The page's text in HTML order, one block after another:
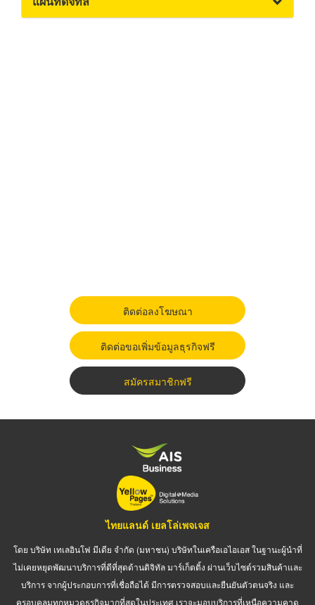
ติดต่อลงโฆษณา
ติดต่อขอเพิ่มข้อมูลธุรกิจฟรี
สมัครสมาชิกฟรี
ไทยแลนด์ เยลโล่เพจเจส
โดย บริษัท เทเลอินโฟ มีเดีย จำกัด (มหาชน) บริษัทในเครือเอไอเอส ในฐานะผู้นำที่
ไม่เคยหยุดพัฒนาบริการที่ดีที่สุดด้านดิจิทัล มาร์เก็ตติ้ง ผ่านเว็บไซต์รวมสินค้าและ
บริการ จากผู้ประกอบการที่เชื่อถือได้ มีการตรวจสอบและยืนยันตัวตนจริง และ
ครอบคลุมทุกหมวดธุรกิจมากที่สุดในประเทศ เราจะมอบบริการที่เหนือความคาด